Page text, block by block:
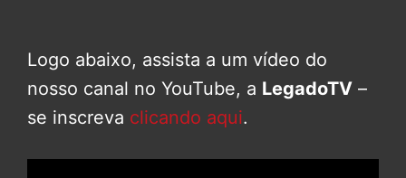
Logo abaixo, assista a um vídeo do
nosso canal no YouTube, a LegadoTV –
se inscreva clicando aqui.